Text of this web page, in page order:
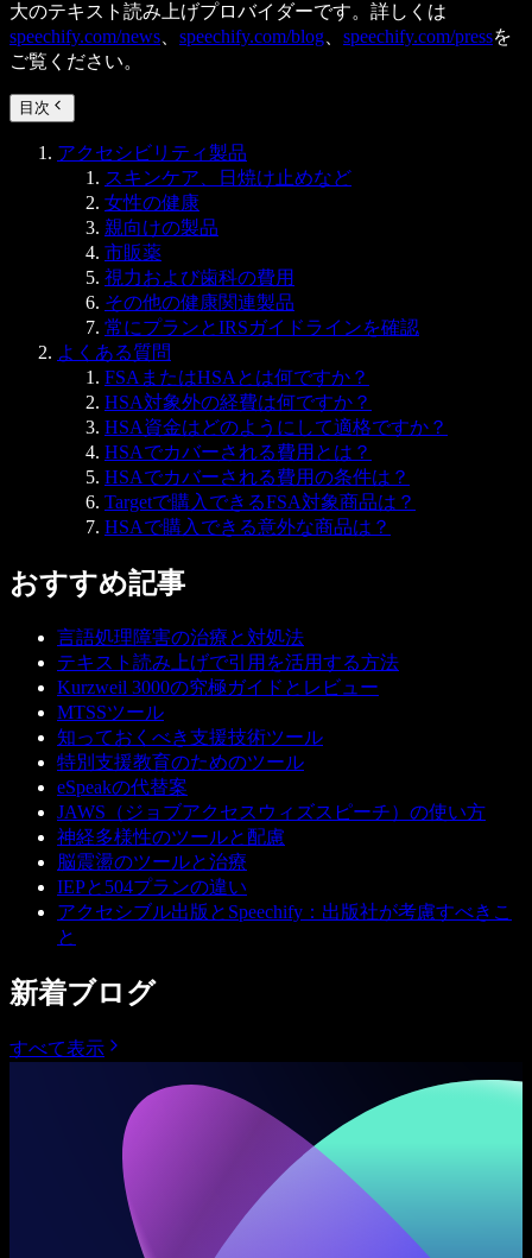
大のテキスト読み上げプロバイダーです。詳しくは
speechify.com/news
speechify.com/blog speechify.com/pressを
ご覧ください。
目次
アクセシビリティ製品
スキンケア、日焼け止めなど
女性の健康
親向けの製品
市販薬
視力および歯科の費用
その他の健康関連製品
常にプランとIRSガイドラインを確認
よくある質問
FSAまたはHSAとは何ですか？
HSA対象外の経費は何ですか？
HSA資金はどのようにして適格ですか？
HSAでカバーされる費用とは？
HSAでカバーされる費用の条件は？
Targetで購入できるFSA対象商品は？
HSAで購入できる意外な商品は？
おすすめ記事
言語処理障害の治療と対処法
テキスト読み上げで引用を活用する方法
Kurzweil 3000の究極ガイドとレビュー
MTSSツール
知っておくべき支援技術ツール
特別支援教育のためのツール
eSpeakの代替案
JAWS（ジョブアクセスウィズスピーチ）の使い方
神経多様性のツールと配慮
脳震盪のツールと治療
IEPと504プランの違い
アクセシブル出版とSpeechify：出版社が考慮すべきこ
と
新着ブログ
すべて表示